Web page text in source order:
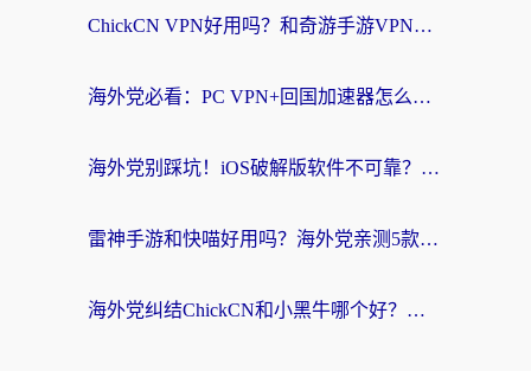
ChickCN VPN好用吗？和奇游手游VPN对比哪个回国效果更好？海外党亲测实用指南
海外党必看：PC VPN+回国加速器怎么选？无缝访问国内资源全攻略
海外党别踩坑！iOS破解版软件不可靠？教你选对回国加速器无缝看国内资源
雷神手游和快喵好用吗？海外党亲测5款回国加速器，附斧牛Bling对比+微信视频号解决办法
海外党纠结ChickCN和小黑牛哪个好？一篇帮你选对回国加速器的实用指南